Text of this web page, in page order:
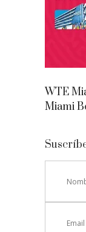
WTE
Miami